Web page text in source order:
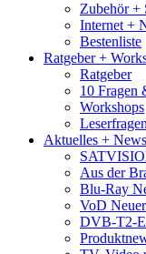
Zubehör +
Internet +
Bestenliste
Ratgeber +
Ratgeber
10 Fragen
Workshops
Leserfragen
Aktuelles + News
Aus der
Blu-Ray
VoD
DVB-T2-